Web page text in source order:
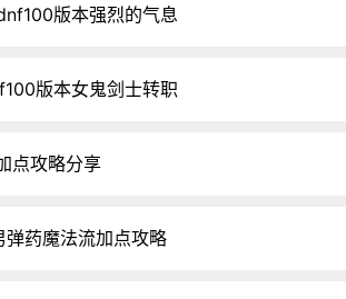
版本强烈的气息
版本女鬼剑士转职
点攻略分享
药魔法流加点攻略